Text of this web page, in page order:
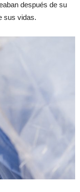
después de su
sus vidas.